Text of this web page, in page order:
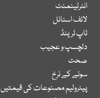
انٹرٹینمنٹ
لائف اسٹائل
ٹاپ ٹرینڈ
دلچسپ و عجیب
صحت
سونے کے نرخ
پیٹرولیم مصنوعات کی قیمتیں